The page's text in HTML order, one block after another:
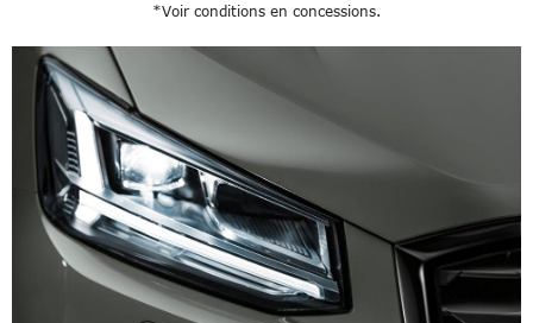
Modèles
*Voir conditions en concessions.